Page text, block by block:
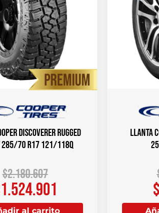
DISCOVERER RUGGED
285/70 R17 121/118Q
$2.180.607
1.524.901
al carrito
Llanta
$